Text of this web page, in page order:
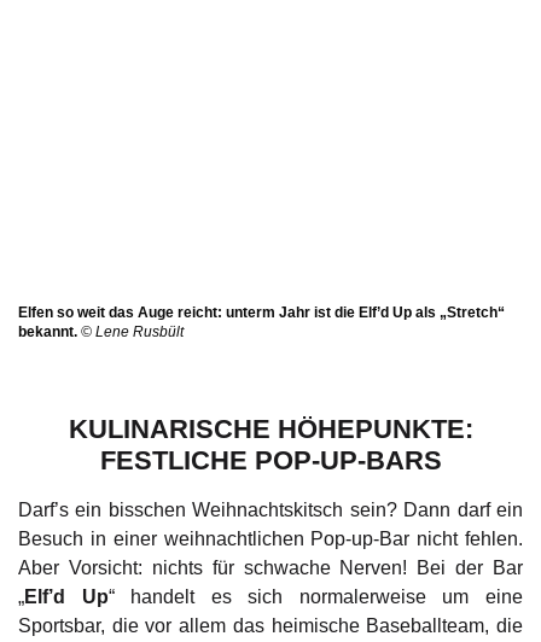
Elfen so weit das Auge reicht: unterm Jahr ist die Elf’d Up als „Stretch“
bekannt. © Lene Rusbült
KULINARISCHE HÖHEPUNKTE:
FESTLICHE POP-UP-BARS
Darf’s ein bisschen Weihnachtskitsch sein? Dann darf ein
Besuch in einer weihnachtlichen Pop-up-Bar nicht fehlen.
Aber Vorsicht: nichts für schwache Nerven! Bei der Bar
„Elf’d Up“ handelt es sich normalerweise um eine
Sportsbar, die vor allem das heimische Baseballteam, die